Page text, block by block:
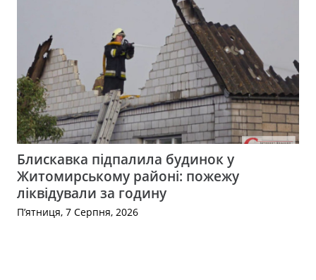
Блискавка підпалила будинок у
Житомирському районі: пожежу
ліквідували за годину
П’ятниця, 7 Серпня, 2026